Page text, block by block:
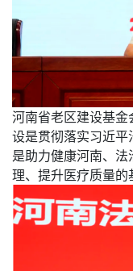
河南省老区建设基
设是贯彻落实习近平
是助力健康河南、
理、提升医疗质量的